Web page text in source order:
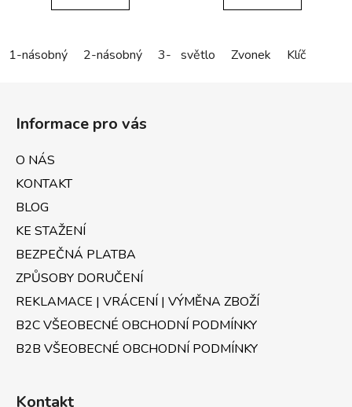
1-násobný 2-násobný 3-násobný
světlo Zvonek Klíč
Informace pro vás
O NÁS
KONTAKT
BLOG
KE STAŽENÍ
BEZPEČNÁ PLATBA
ZPŮSOBY DORUČENÍ
REKLAMACE | VRÁCENÍ | VÝMĚNA ZBOŽÍ
B2C VŠEOBECNÉ OBCHODNÍ PODMÍNKY
B2B VŠEOBECNÉ OBCHODNÍ PODMÍNKY
Kontakt